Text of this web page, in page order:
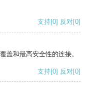
支持[0] 反对[0]
盖和最高安全性的连接。
支持[0] 反对[0]